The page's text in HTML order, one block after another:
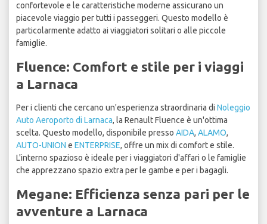
confortevole e le caratteristiche moderne assicurano un
piacevole viaggio per tutti i passeggeri. Questo modello è
particolarmente adatto ai viaggiatori solitari o alle piccole
famiglie.
Fluence: Comfort e stile per i viaggi
a Larnaca
Per i clienti che cercano un'esperienza straordinaria di Noleggio
Auto Aeroporto di Larnaca, la Renault Fluence è un'ottima
scelta. Questo modello, disponibile presso AIDA, ALAMO,
AUTO-UNION e ENTERPRISE, offre un mix di comfort e stile.
L'interno spazioso è ideale per i viaggiatori d'affari o le famiglie
che apprezzano spazio extra per le gambe e per i bagagli.
Megane: Efficienza senza pari per le
avventure a Larnaca